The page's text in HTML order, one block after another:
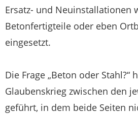
Ersatz- und Neuinstallationen
Betonfertigteile oder eben
eingesetzt.
Die Frage „Beton oder Stahl?“
Glaubenskrieg zwischen den
geführt, in dem beide Seiten